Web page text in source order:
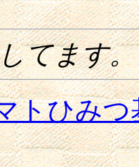
てます
トひみ